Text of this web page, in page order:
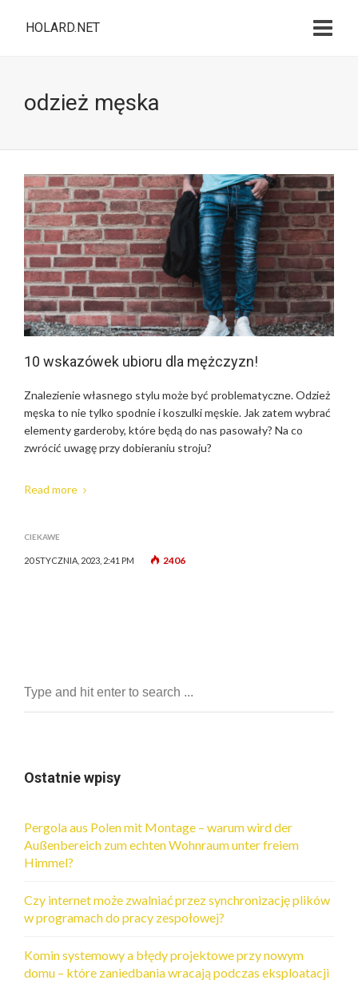
HOLARD.NET
odzież męska
10 wskazówek ubioru dla mężczyzn!
Znalezienie własnego stylu może być problematyczne. Odzież
męska to nie tylko spodnie i koszulki męskie. Jak zatem wybrać
elementy garderoby, które będą do nas pasowały? Na co
zwrócić uwagę przy dobieraniu stroju?
Read more
CIEKAWE
20 STYCZNIA, 2023, 2:41 PM 2406
Ostatnie wpisy
Pergola aus Polen mit Montage – warum wird der
Außenbereich zum echten Wohnraum unter freiem
Himmel?
Czy internet może zwalniać przez synchronizację plików
w programach do pracy zespołowej?
Komin systemowy a błędy projektowe przy nowym
domu – które zaniedbania wracają podczas eksploatacji